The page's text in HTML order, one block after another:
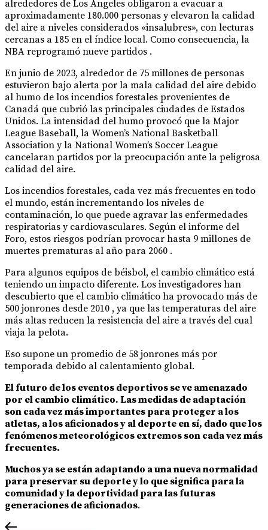
alrededores de Los Ángeles obligaron a evacuar a
aproximadamente 180.000 personas y elevaron la calidad
del aire a niveles considerados «insalubres», con lecturas
cercanas a 185 en el índice local. Como consecuencia, la
NBA reprogramó nueve partidos .
En junio de 2023, alrededor de 75 millones de personas
estuvieron bajo alerta por la mala calidad del aire debido
al humo de los incendios forestales provenientes de
Canadá que cubrió las principales ciudades de Estados
Unidos. La intensidad del humo provocó que la Major
League Baseball, la Women’s National Basketball
Association y la National Women’s Soccer League
cancelaran partidos por la preocupación ante la peligrosa
calidad del aire.
Los incendios forestales, cada vez más frecuentes en todo
el mundo, están incrementando los niveles de
contaminación, lo que puede agravar las enfermedades
respiratorias y cardiovasculares. Según el informe del
Foro, estos riesgos podrían provocar hasta 9 millones de
muertes prematuras al año para 2060 .
Para algunos equipos de béisbol, el cambio climático está
teniendo un impacto diferente. Los investigadores han
descubierto que el cambio climático ha provocado más de
500 jonrones desde 2010 , ya que las temperaturas del aire
más altas reducen la resistencia del aire a través del cual
viaja la pelota.
Eso supone un promedio de 58 jonrones más por
temporada debido al calentamiento global.
El futuro de los eventos deportivos se ve amenazado
por el cambio climático. Las medidas de adaptación
son cada vez más importantes para proteger a los
atletas, a los aficionados y al deporte en sí, dado que los
fenómenos meteorológicos extremos son cada vez más
frecuentes.
Muchos ya se están adaptando a una nueva normalidad
para preservar su deporte y lo que significa para la
comunidad y la deportividad para las futuras
generaciones de aficionados.